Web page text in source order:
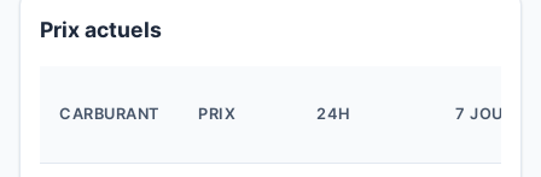
Prix actuels
CARBURANT PRIX 24H 7 JOURS